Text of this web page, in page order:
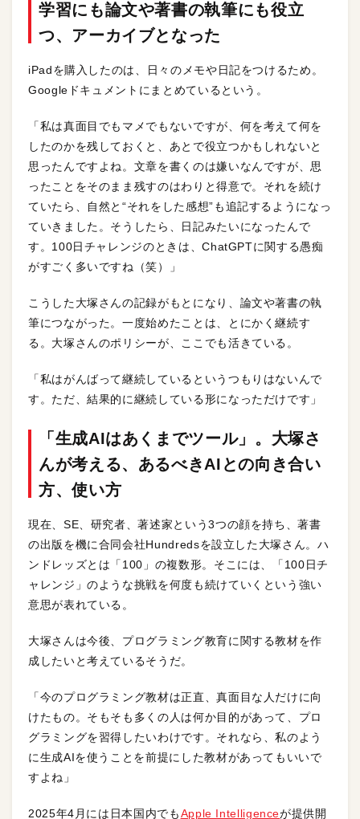
学習にも論文や著書の執筆にも役立
つ、アーカイブとなった
iPadを購入したのは、日々のメモや日記をつけるため。
Googleドキュメントにまとめているという。
「私は真面目でもマメでもないですが、何を考えて何を
したのかを残しておくと、あとで役立つかもしれないと
思ったんですよね。文章を書くのは嫌いなんですが、思
ったことをそのまま残すのはわりと得意で。それを続け
ていたら、自然と“それをした感想”も追記するようになっ
ていきました。そうしたら、日記みたいになったんで
す。100日チャレンジのときは、ChatGPTに関する愚痴
がすごく多いですね（笑）」
こうした大塚さんの記録がもとになり、論文や著書の執
筆につながった。一度始めたことは、とにかく継続す
る。大塚さんのポリシーが、ここでも活きている。
「私はがんばって継続しているというつもりはないんで
す。ただ、結果的に継続している形になっただけです」
「生成AIはあくまでツール」。大塚さ
んが考える、あるべきAIとの向き合い
方、使い方
現在、SE、研究者、著述家という3つの顔を持ち、著書
の出版を機に合同会社Hundredsを設立した大塚さん。ハ
ンドレッズとは「100」の複数形。そこには、「100日チ
ャレンジ」のような挑戦を何度も続けていくという強い
意思が表れている。
大塚さんは今後、プログラミング教育に関する教材を作
成したいと考えているそうだ。
「今のプログラミング教材は正直、真面目な人だけに向
けたもの。そもそも多くの人は何か目的があって、プロ
グラミングを習得したいわけです。それなら、私のよう
に生成AIを使うことを前提にした教材があってもいいで
すよね」
2025年4月には日本国内でもApple Intelligenceが提供開